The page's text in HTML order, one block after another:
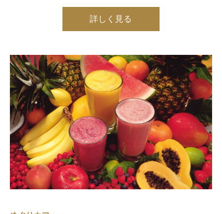
詳しく見る